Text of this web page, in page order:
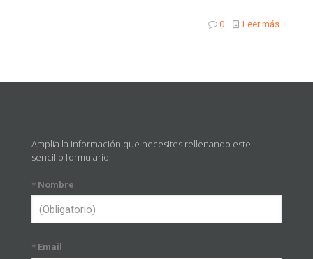
0 Leer más
Amplía la información que necesites rellenando este
sencillo formulario:
* Nombre
* Email